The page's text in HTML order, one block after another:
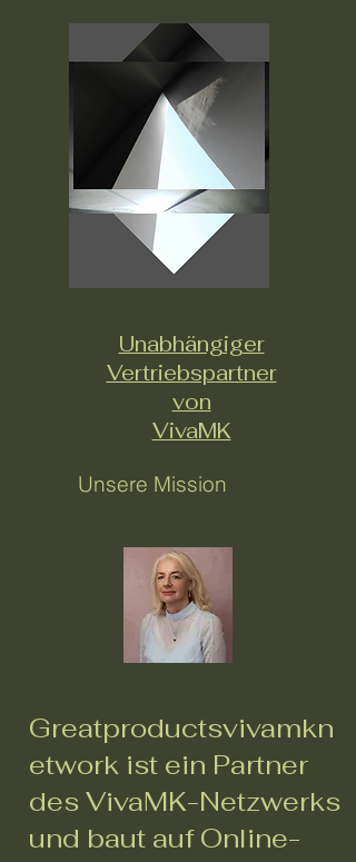
Unabhängiger
Vertriebspartner
von
VivaMK
Unsere Mission
Greatproductsvivamkn
etwork ist ein Partner
des VivaMK-Netzwerks
und baut auf Online-